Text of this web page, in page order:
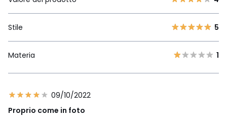
Stile 5
Materia 1
09/10/2022
Proprio come in foto